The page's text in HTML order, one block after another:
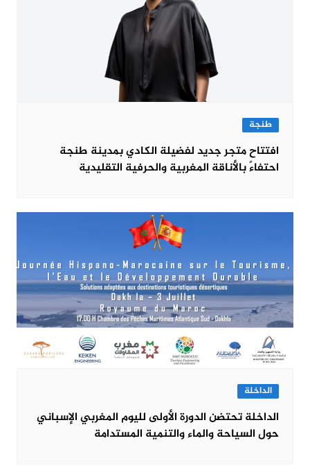
طنجة
افتتاح متجر جديد لفضيلة الكادي بمدينة طنجة
احتفاءً بالأناقة المغربية والحرفية التقليدية
الداخلة
الداخلة تحتضن الدورة الأولى لليوم المغربي الإسباني
حول السياحة والماء والتنمية المستدامة